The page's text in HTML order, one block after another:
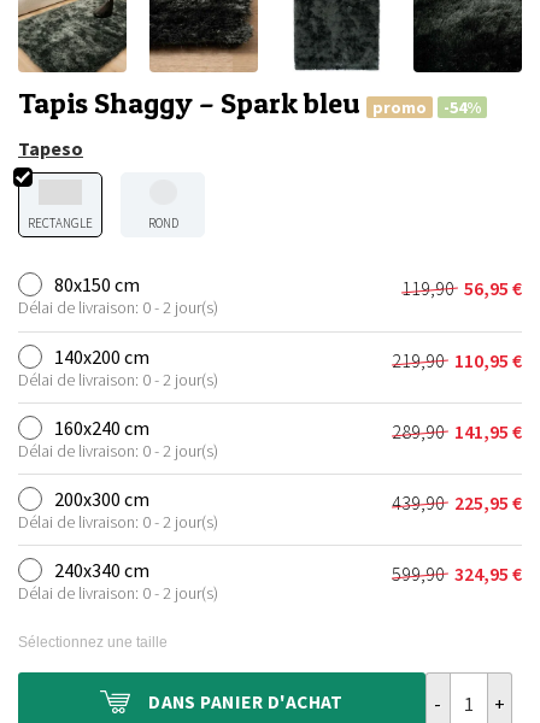
Tapis Shaggy – Spark bleu promo -54%
Tapeso
RECTANGLE ROND
80x150 cm
Délai de livraison: 0 - 2 jour(s)
119,90
Le
prix
initial
était :
119,90 €.
56,95 €
Le
prix
actuel
est :
56,95 €.
140x200 cm
Délai de livraison: 0 - 2 jour(s)
219,90
Le
prix
initial
était :
219,90 €.
110,95 €
Le
prix
actuel
est :
110,95 €.
160x240 cm
Délai de livraison: 0 - 2 jour(s)
289,90
Le
prix
initial
était :
289,90 €.
141,95 €
Le
prix
actuel
est :
141,95 €.
200x300 cm
Délai de livraison: 0 - 2 jour(s)
439,90
Le
prix
initial
était :
225,95 €
Le
prix
actuel
est :
240x340 cm
Délai de livraison: 0 - 2 jour(s)
599,90
Le
599,90 €.
324,95 €
Le
324,95 €.
Sélectionnez une taille
DANS PANIER D'ACHAT